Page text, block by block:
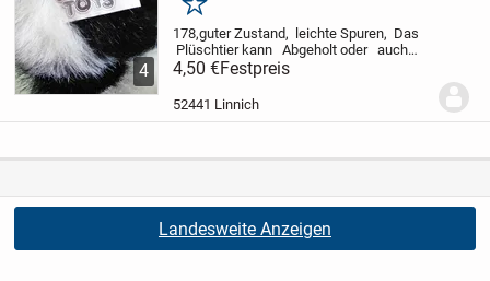
4
Merken
178,guter Zustand, leichte Spuren, Das
Plüschtier kann Abgeholt oder auch
verschickt werden
4,50 €Festpreis
52441 Linnich
Landesweite Anzeigen